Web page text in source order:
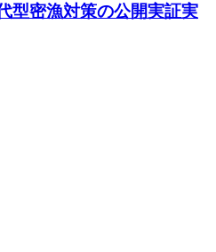
型密漁対策の公開実証実